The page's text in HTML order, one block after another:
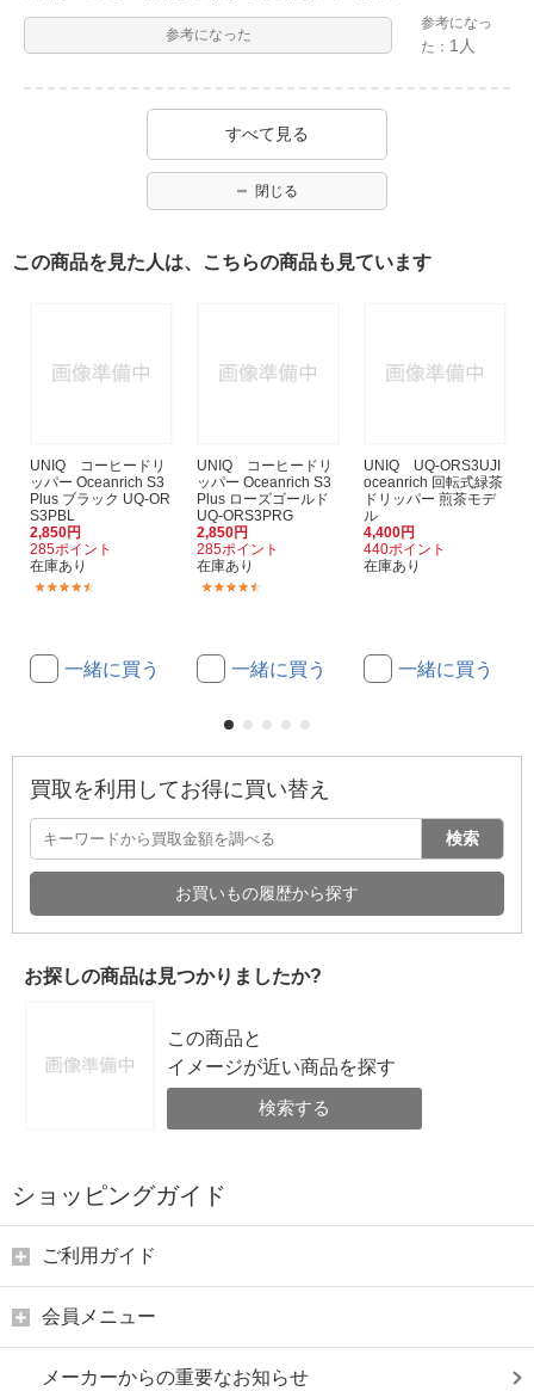
参考になった
参考になっ
た： 1人
すべて見る
閉じる
この商品を見た人は、こちらの商品も見ています
UNIQ コーヒードリ
ッパー Oceanrich S3
Plus ブラック UQ-OR
S3PBL
2,850円
285ポイント
在庫あり
一緒に買う
UNIQ コーヒードリ
ッパー Oceanrich S3
Plus ローズゴールド
UQ-ORS3PRG
2,850円
285ポイント
在庫あり
一緒に買う
UNIQ UQ-ORS3UJI
oceanrich 回転式緑茶
ドリッパー 煎茶モデ
ル
4,400円
440ポイント
在庫あり
一緒に買う
買取を利用してお得に買い替え
検索
お買いもの履歴から探す
お探しの商品は見つかりましたか?
この商品と
イメージが近い商品を探す
検索する
ショッピングガイド
ご利用ガイド
会員メニュー
メーカーからの重要なお知らせ